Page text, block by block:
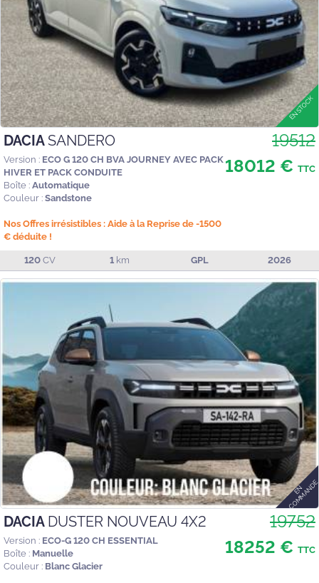
DACIASANDERO
Version : ECO G 120 CH BVA JOURNEY AVEC PACK
HIVER ET PACK CONDUITE
Boîte : Automatique
Couleur : Sandstone
Nos Offres irrésistibles : Aide à la Reprise de -1500
€ déduite !
19512
18012 € TTC
120 CV 1 km GPL 2026
DACIA DUSTER NOUVEAU 4X2
Version : ECO-G 120 CH ESSENTIAL
Boîte : Manuelle
Couleur : Blanc Glacier
19752
18252 € TTC